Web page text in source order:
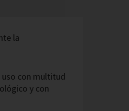
la
uso con multitud
y con